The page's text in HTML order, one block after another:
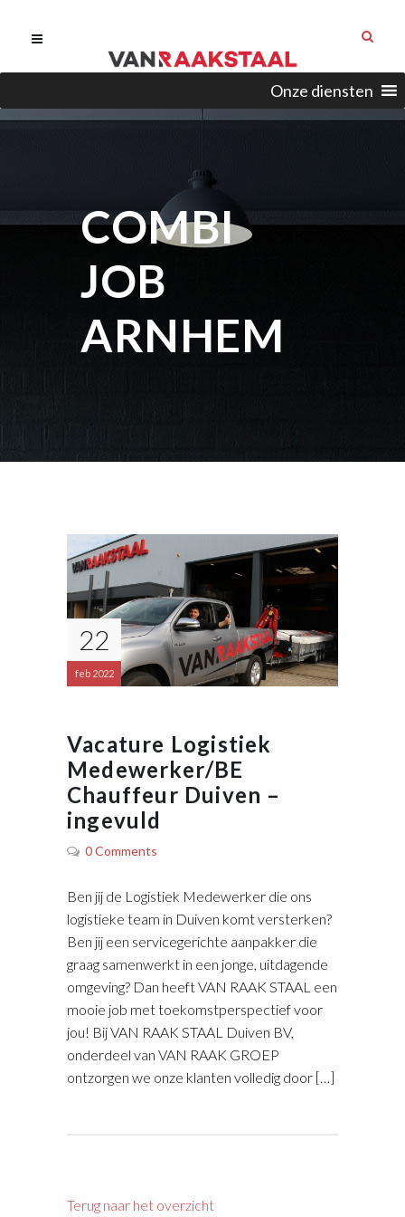
Onze diensten
COMBI
JOB
ARNHEM
22
feb 2022
Vacature Logistiek
Medewerker/BE
Chauffeur Duiven –
ingevuld
0 Comments
Ben jij de Logistiek Medewerker die ons
logistieke team in Duiven komt versterken?
Ben jij een servicegerichte aanpakker die
graag samenwerkt in een jonge, uitdagende
omgeving? Dan heeft VAN RAAK STAAL een
mooie job met toekomstperspectief voor
jou! Bij VAN RAAK STAAL Duiven BV,
onderdeel van VAN RAAK GROEP
ontzorgen we onze klanten volledig door […]
Terug naar het overzicht